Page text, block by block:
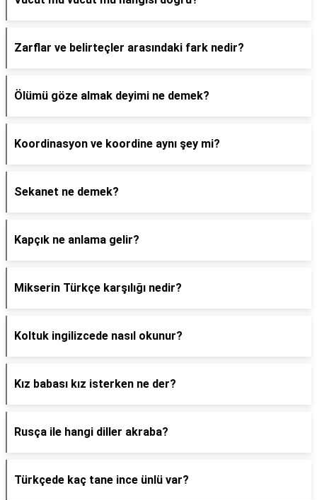
Zarflar ve belirteçler arasındaki fark nedir?
Ölümü göze almak deyimi ne demek?
Koordinasyon ve koordine aynı şey mi?
Sekanet ne demek?
Kapçık ne anlama gelir?
Mikserin Türkçe karşılığı nedir?
Koltuk ingilizcede nasıl okunur?
Kız babası kız isterken ne der?
Rusça ile hangi diller akraba?
Türkçede kaç tane ince ünlü var?